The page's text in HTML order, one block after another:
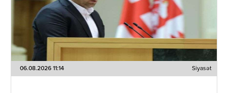
06.08.2026 11:14 Siyasət